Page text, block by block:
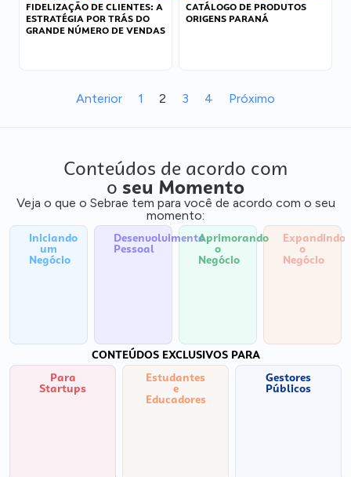
FIDELIZAÇÃO DE CLIENTES: A
ESTRATÉGIA POR TRÁS DO
GRANDE NÚMERO DE VENDAS
CATÁLOGO DE PRODUTOS
ORIGENS PARANÁ
Anterior 1 2 3 4 Próximo
Conteúdos de acordo com
o seu Momento
Veja o que o Sebrae tem para você de acordo com o seu
momento:
Iniciando
um
Negócio
Desenvolvimento
Pessoal
Aprimorando
o
Negócio
Expandindo
o
Negócio
CONTEÚDOS EXCLUSIVOS PARA
Para
Startups
Estudantes
e
Educadores
Gestores
Públicos